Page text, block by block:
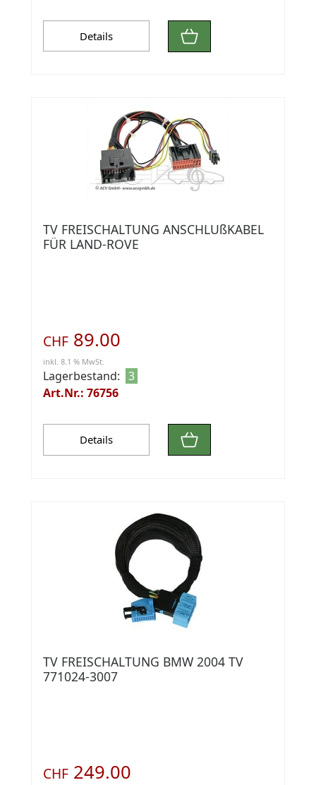
Details
TV FREISCHALTUNG ANSCHLUßKABEL
FÜR LAND-ROVE
CHF 89.00
inkl. 8.1 % MwSt.
Lagerbestand: 3
Art.Nr.: 76756
Details
TV FREISCHALTUNG BMW 2004 TV
771024-3007
CHF 249.00